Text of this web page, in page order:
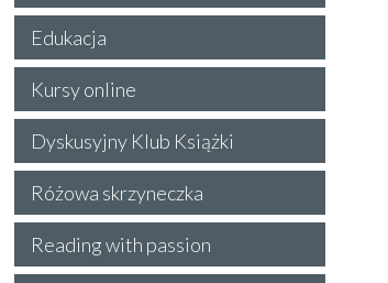
Edukacja
Kursy online
Dyskusyjny Klub Książki
Różowa skrzyneczka
Reading with passion